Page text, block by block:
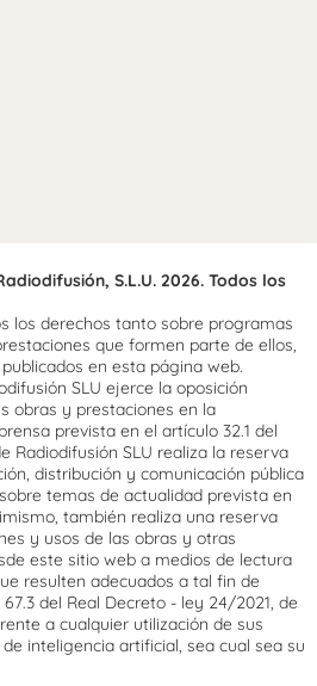
S.L.U. 2026. Todos los
los derechos tanto sobre programas
que formen parte de ellos,
en esta página web.
SLU ejerce la oposición
obras y prestaciones en la
prevista en el artículo 32.1 del
Radiodifusión SLU realiza la reserva
distribución y comunicación pública
temas de actualidad prevista en
también realiza una reserva
y usos de las obras y otras
este sitio web a medios de lectura
resulten adecuados a tal fin de
del Real Decreto - ley 24/2021, de
a cualquier utilización de sus
inteligencia artificial, sea cual sea su